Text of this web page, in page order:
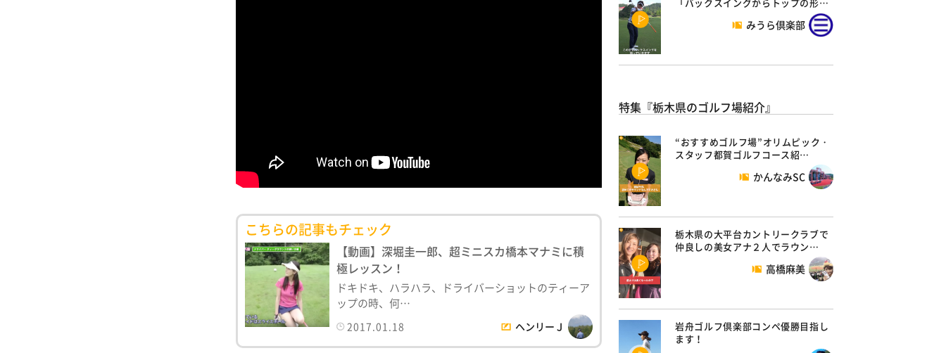
こちらの記事もチェック
【動画】深堀圭一郎、超ミニスカ橋本マナミに積
極レッスン！
ドキドキ、ハラハラ、ドライバーショットのティーア
ップの時、何…
2017.01.18 ヘンリーＪ
みうら倶楽部
特集『栃木県のゴルフ場紹介』
“おすすめゴルフ場”オリムピック・
スタッフ都賀ゴルフコース紹…
かんなみSC
栃木県の大平台カントリークラブで
仲良しの美女アナ２人でラウン…
高橋麻美
岩舟ゴルフ倶楽部コンペ優勝目指し
ます！